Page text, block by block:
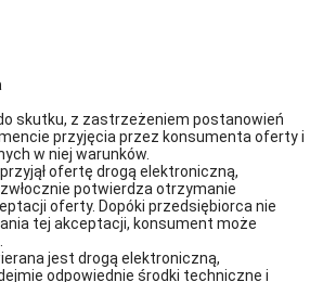
skutku, z zastrzeżeniem postanowień
przyjęcia przez konsumenta oferty i
w niej warunków.
ofertę drogą elektroniczną,
potwierdza otrzymanie
oferty. Dopóki przedsiębiorca nie
tej akceptacji, konsument może
jest drogą elektroniczną,
odpowiednie środki techniczne i